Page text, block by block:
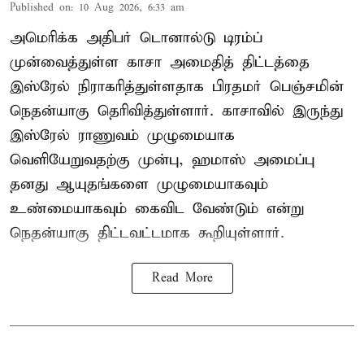
Published on: 10 Aug 2026, 6:33 am
அமெரிக்க அதிபர் டொனால்டு டிரம்ப்
முன்வைத்துள்ள காசா அமைதித் திட்டத்தை
இஸ்ரேல் நிராகரித்துள்ளதாக பிரதமர் பெஞ்சமின்
நெதன்யாகு தெரிவித்துள்ளார். காசாவில் இருந்து
இஸ்ரேல் ராணுவம் முழுமையாக
வெளியேறுவதற்கு முன்பு, ஹமாஸ் அமைப்பு
தனது ஆயுதங்களை முழுமையாகவும்
உண்மையாகவும் கைவிட வேண்டும் என்று
நெதன்யாகு திட்டவட்டமாக கூறியுள்ளார்.
Read More